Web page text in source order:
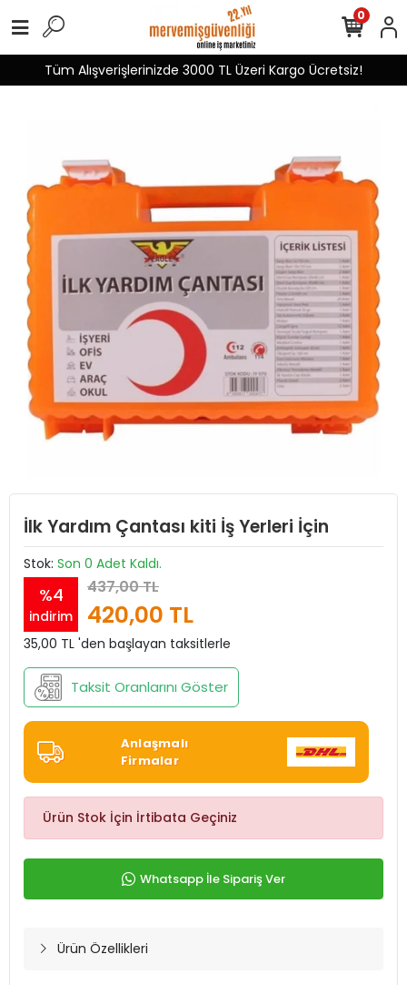
Tüm Alışverişlerinizde 3000 TL Üzeri Kargo Ücretsiz!
0
İlk Yardım Çantası kiti İş Yerleri İçin
Stok: Son 0 Adet Kaldı.
%4
indirim
437,00 TL
420,00 TL
35,00 TL 'den başlayan taksitlerle
Taksit Oranlarını Göster
Anlaşmalı
Firmalar
Ürün Stok İçin İrtibata Geçiniz
Whatsapp İle Sipariş Ver
Ürün Özellikleri